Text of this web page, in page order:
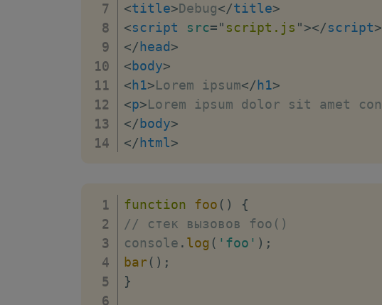
<title>Debug</title>
<script src=" script.js "></script>
</ head>
<body>
<h1>Lorem ipsum</ h1>
<p>Lorem ipsum dolor sit amet
</ body>
</ html>
function foo ( )
{
// стек вызовов foo()
console . log ( 'foo' ) ;
bar ( ) ;
}